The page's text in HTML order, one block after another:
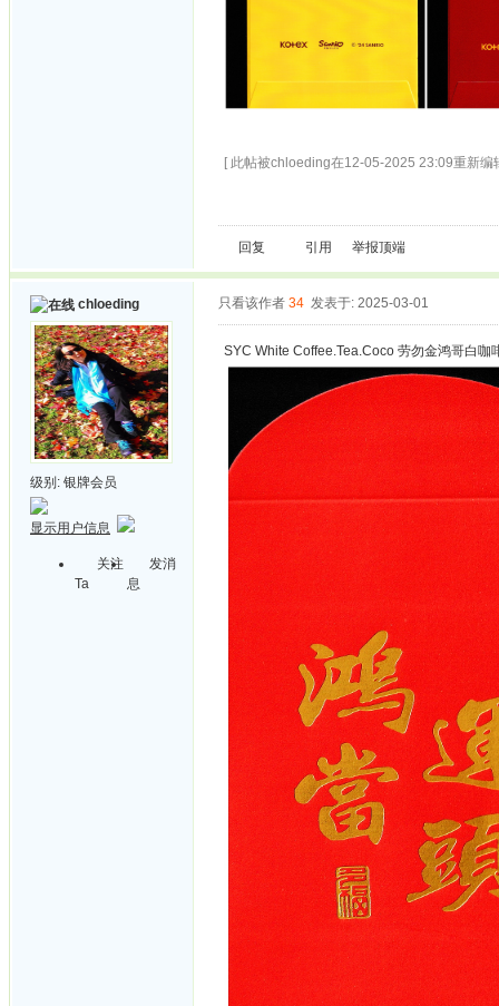
[ 此帖被chloeding在12-05-2025 23:09重新编
回复 引用 举报顶端
chloeding
级别: 银牌会员
显示用户信息
关注
Ta
发消
息
只看该作者 34 发表于: 2025-03-01
SYC White Coffee.Tea.Coco 劳勿金鸿哥白咖